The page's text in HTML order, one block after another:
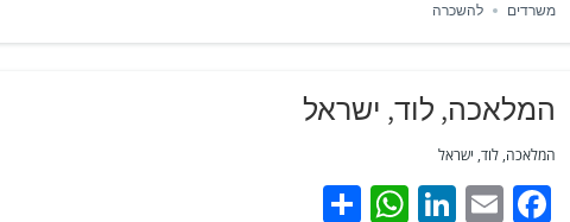
משרדים להשכרה
המלאכה, לוד, ישראל
המלאכה, לוד, ישראל
Facebook
Email
LinkedIn
WhatsApp